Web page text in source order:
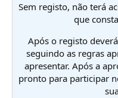
Sem registo, não terá
que
Após o registo
seguindo as regras
apresentar. Após a
pronto para participar